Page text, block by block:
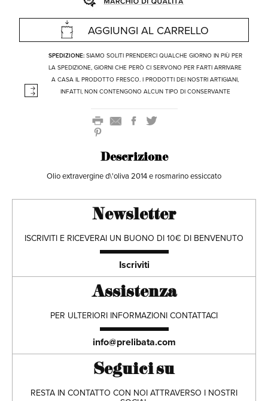
AGGIUNGI AL CARRELLO
SPEDIZIONE:SIAMO SOLITI PRENDERCI QUALCHE GIORNO IN PIÙ PER
LA SPEDIZIONE, GIORNI CHE PERÒ CI SERVONO PER FARTI ARRIVARE
A CASA IL PRODOTTO FRESCO. I PRODOTTI DEI NOSTRI ARTIGIANI,
INFATTI, NON CONTENGONO ALCUN TIPO DI CONSERVANTE
Descrizione
Olio extravergine d\'oliva 2014 e rosmarino essiccato
Newsletter
ISCRIVITI E RICEVERAI UN BUONO DI 10€ DI BENVENUTO
Iscriviti
Assistenza
PER ULTERIORI INFORMAZIONI CONTATTACI
info@prelibata.com
Seguici su
RESTA IN CONTATTO CON NOI ATTRAVERSO I NOSTRI